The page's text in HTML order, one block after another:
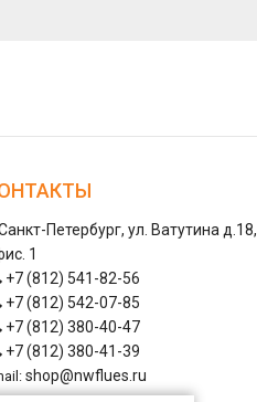
Петербург, ул. Ватутина д.18,
1
+7 (812) 541-82-56
+7 (812) 542-07-85
+7 (812) 380-40-47
+7 (812) 380-41-39
shop@nwflues.ru